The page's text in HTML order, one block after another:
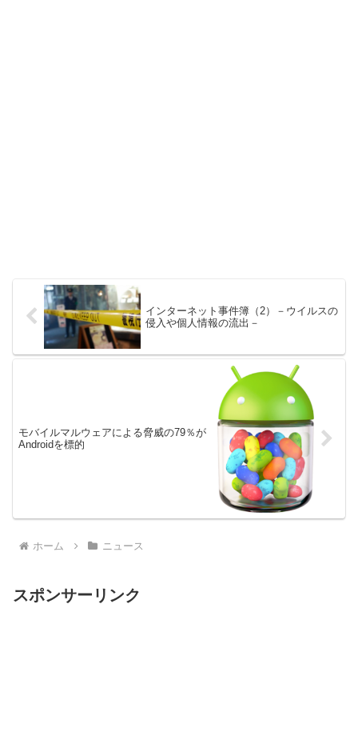
インターネット事件簿（2）－ウイルスの
侵入や個人情報の流出－
モバイルマルウェアによる脅威の79％が
Androidを標的
ホーム ニュース
スポンサーリンク